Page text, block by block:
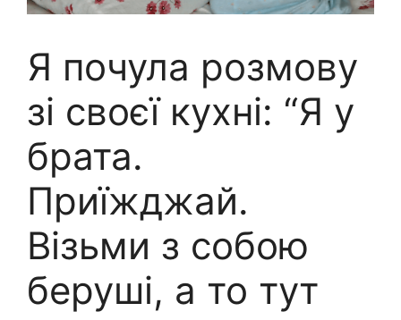
Я почула розмову
зі своєї кухні: “Я у
брата.
Приїжджай.
Візьми з собою
беруші, а то тут